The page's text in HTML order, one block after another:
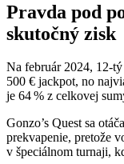
Pravda pod
skutočný zisk
Na február 2024,
500 € jackpot, no
je 64 % z celkovej
Gonzo’s Quest sa
prekvapenie, pretože
v špeciálnom turnaji,